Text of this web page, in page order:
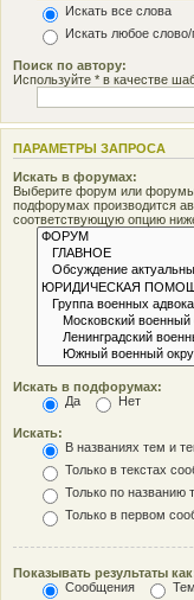
Искать все слова
Искать любое
Поиск по автору:
Используйте * в качестве
ПАРАМЕТРЫ ЗАПРОСА
Искать в форумах:
Выберите форум или
подфорумах производится
соответствующую опцию
Искать в подфорумах:
Да
Нет
Искать:
В названиях тем и
Только в текстах
Только по названию
Только в первом
Показывать результаты
Сообщения